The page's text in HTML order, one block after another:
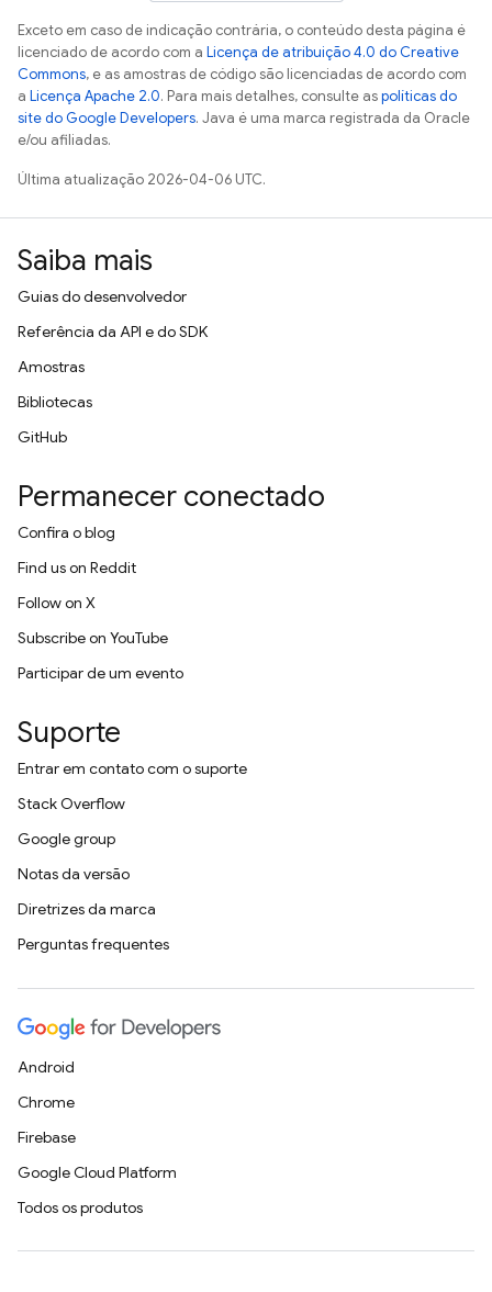
Exceto em caso de indicação contrária, o conteúdo desta página é
licenciado de acordo com a Licença de atribuição 4.0 do Creative
Commons, e as amostras de código são licenciadas de acordo com
a Licença Apache 2.0. Para mais detalhes, consulte aspolíticas do
site do Google Developers. Java é uma marca registrada da Oracle
e/ou afiliadas.
Última atualização 2026-04-06 UTC.
Saiba mais
Guias do desenvolvedor
Referência da API e do SDK
Amostras
Bibliotecas
GitHub
Permanecer conectado
Confira o blog
Find us on Reddit
Follow on X
Subscribe on YouTube
Participar de um evento
Suporte
Entrar em contato com o suporte
Stack Overflow
Google group
Notas da versão
Diretrizes da marca
Perguntas frequentes
Android
Chrome
Firebase
Google Cloud Platform
Todos os produtos